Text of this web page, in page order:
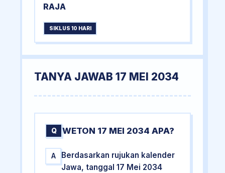
RAJA
SIKLUS 10 HARI
TANYA JAWAB 17 MEI 2034
Q WETON 17 MEI 2034 APA?
A
Berdasarkan rujukan kalender
Jawa, tanggal 17 Mei 2034